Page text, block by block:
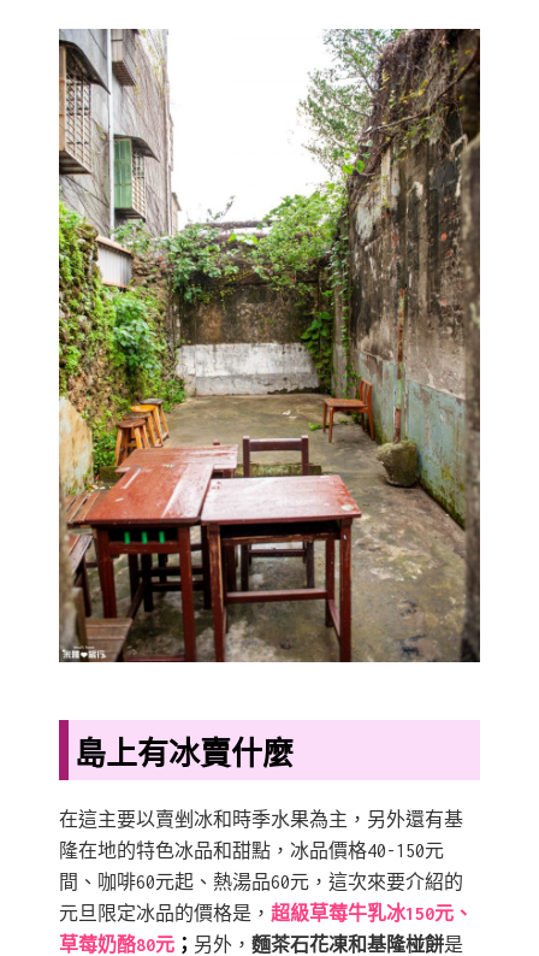
島上有冰賣什麼
在這主要以賣剉冰和時季水果為主，另外還有基
隆在地的特色冰品和甜點，冰品價格40-150元
間、咖啡60元起、熱湯品60元，這次來要介紹的
元旦限定冰品的價格是， 超級草莓牛乳冰150元、
草莓奶酪80元 ； 另外， 麵茶石花凍和基隆椪餅是